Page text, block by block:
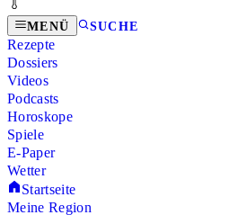
MENÜ SUCHE
Rezepte
Dossiers
Videos
Podcasts
Horoskope
Spiele
E-Paper
Wetter
Startseite
Meine Region